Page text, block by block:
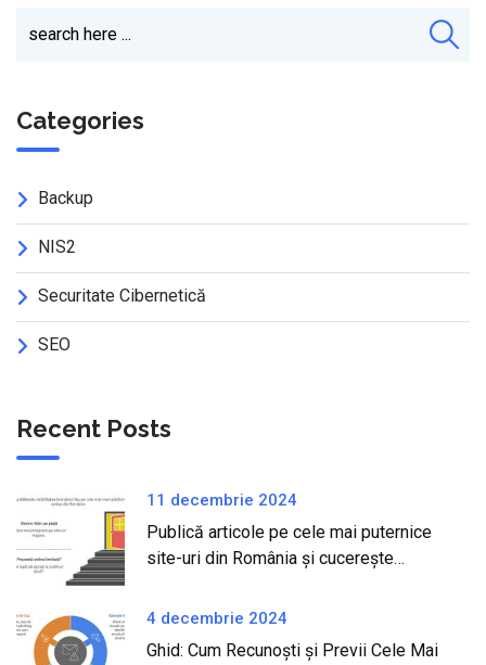
Categories
Backup
NIS2
Securitate Cibernetică
SEO
Recent Posts
11 decembrie 2024
Publică articole pe cele mai puternice
site-uri din România și cucerește
4 decembrie 2024
Ghid: Cum Recunoști și Previi Cele Mai